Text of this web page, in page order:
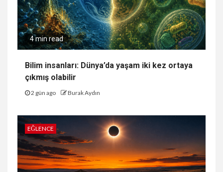
4 min read
Bilim insanları: Dünya’da yaşam iki kez ortaya
çıkmış olabilir
2 gün ago Burak Aydın
EĞLENCE